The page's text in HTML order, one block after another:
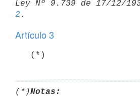
Ley Nº 9.739 de 17/12/
2
Artículo 3
   (*)
(*)Notas: